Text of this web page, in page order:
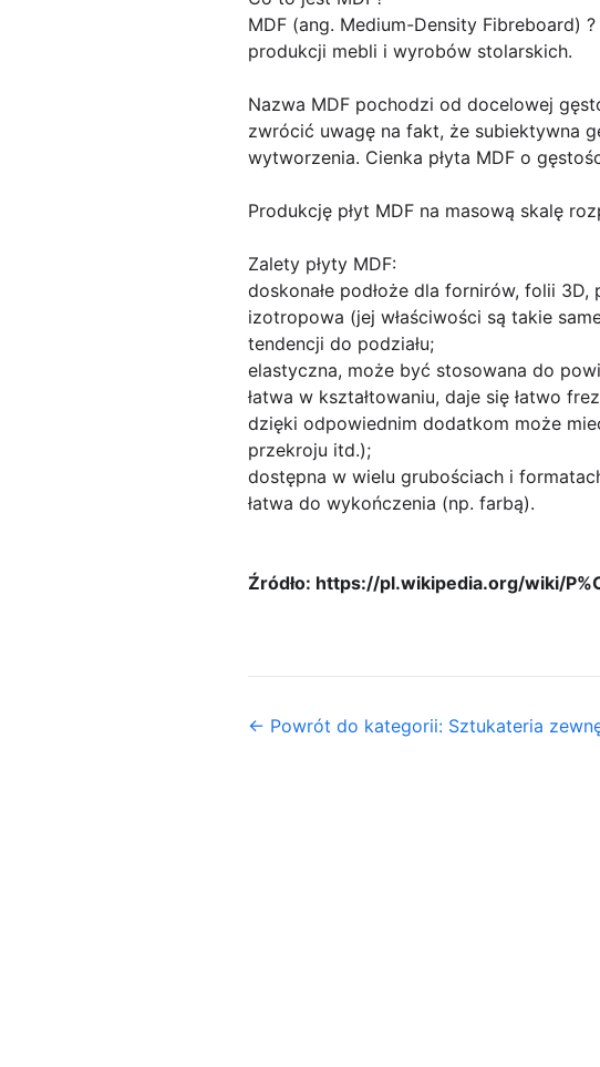
MDF (ang. Medium-Density Fibreboard)
produkcji mebli i wyrobów stolarskich.
Nazwa MDF pochodzi od docelowej
zwrócić uwagę na fakt, że subiektywna
wytworzenia. Cienka płyta MDF o
Produkcję płyt MDF na masową skalę
Zalety płyty MDF:
doskonałe podłoże dla fornirów, folii
izotropowa (jej właściwości są takie
tendencji do podziału;
elastyczna, może być stosowana do
łatwa w kształtowaniu, daje się łatwo
dzięki odpowiednim dodatkom może
przekroju itd.);
dostępna w wielu grubościach i
łatwa do wykończenia (np. farbą).
Źródło: https://pl.wikipedia.org/wiki/
← Powrót do kategorii: Sztukateria